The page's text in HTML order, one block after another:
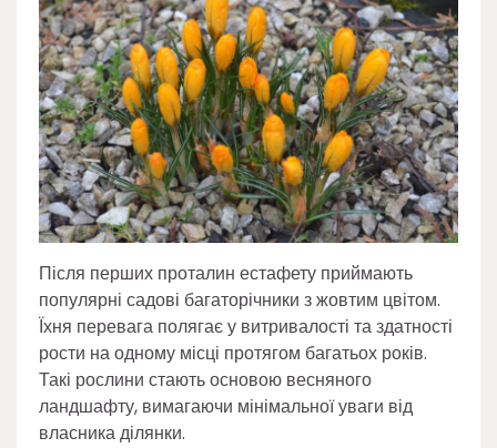
Після перших проталин естафету приймають
популярні садові багаторічники з жовтим цвітом.
Їхня перевага полягає у витривалості та здатності
рости на одному місці протягом багатьох років.
Такі рослини стають основою весняного
ландшафту, вимагаючи мінімальної уваги від
власника ділянки.